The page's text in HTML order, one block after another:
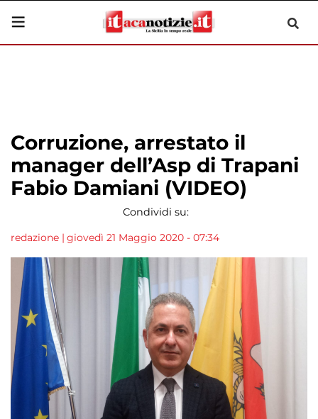
Corruzione, arrestato il
manager dell’Asp di Trapani
Fabio Damiani (VIDEO)
Condividi su:
redazione | giovedì 21 Maggio 2020 - 07:34